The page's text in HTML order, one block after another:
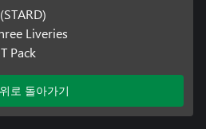
Liveries
Pack
로 돌아가기